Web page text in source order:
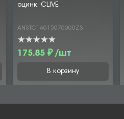
оцинк. CLIVE
ANSTC14015070000ZS
175.85 ₽ /шт
В корзину